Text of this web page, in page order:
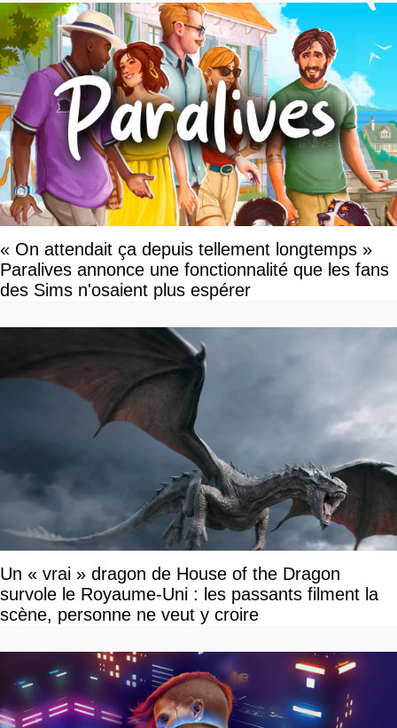
« On attendait ça depuis tellement longtemps »
Paralives annonce une fonctionnalité que les fans
des Sims n'osaient plus espérer
Un « vrai » dragon de House of the Dragon
survole le Royaume-Uni : les passants filment la
scène, personne ne veut y croire